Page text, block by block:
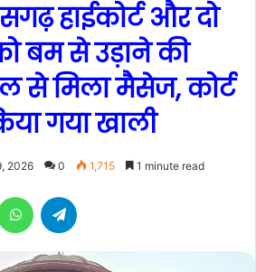
हाईकोर्ट और दो
बम से उड़ाने की
से मिला मैसेज, कोर्ट
गया खाली
2026 0 1,715 1 minute read